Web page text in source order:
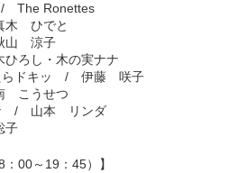
The Ronettes
ひでと
涼子
し・木の実ナナ
らドキッ / 伊藤 咲子
こうせつ
/ 山本 リンダ
：00～19：45）】